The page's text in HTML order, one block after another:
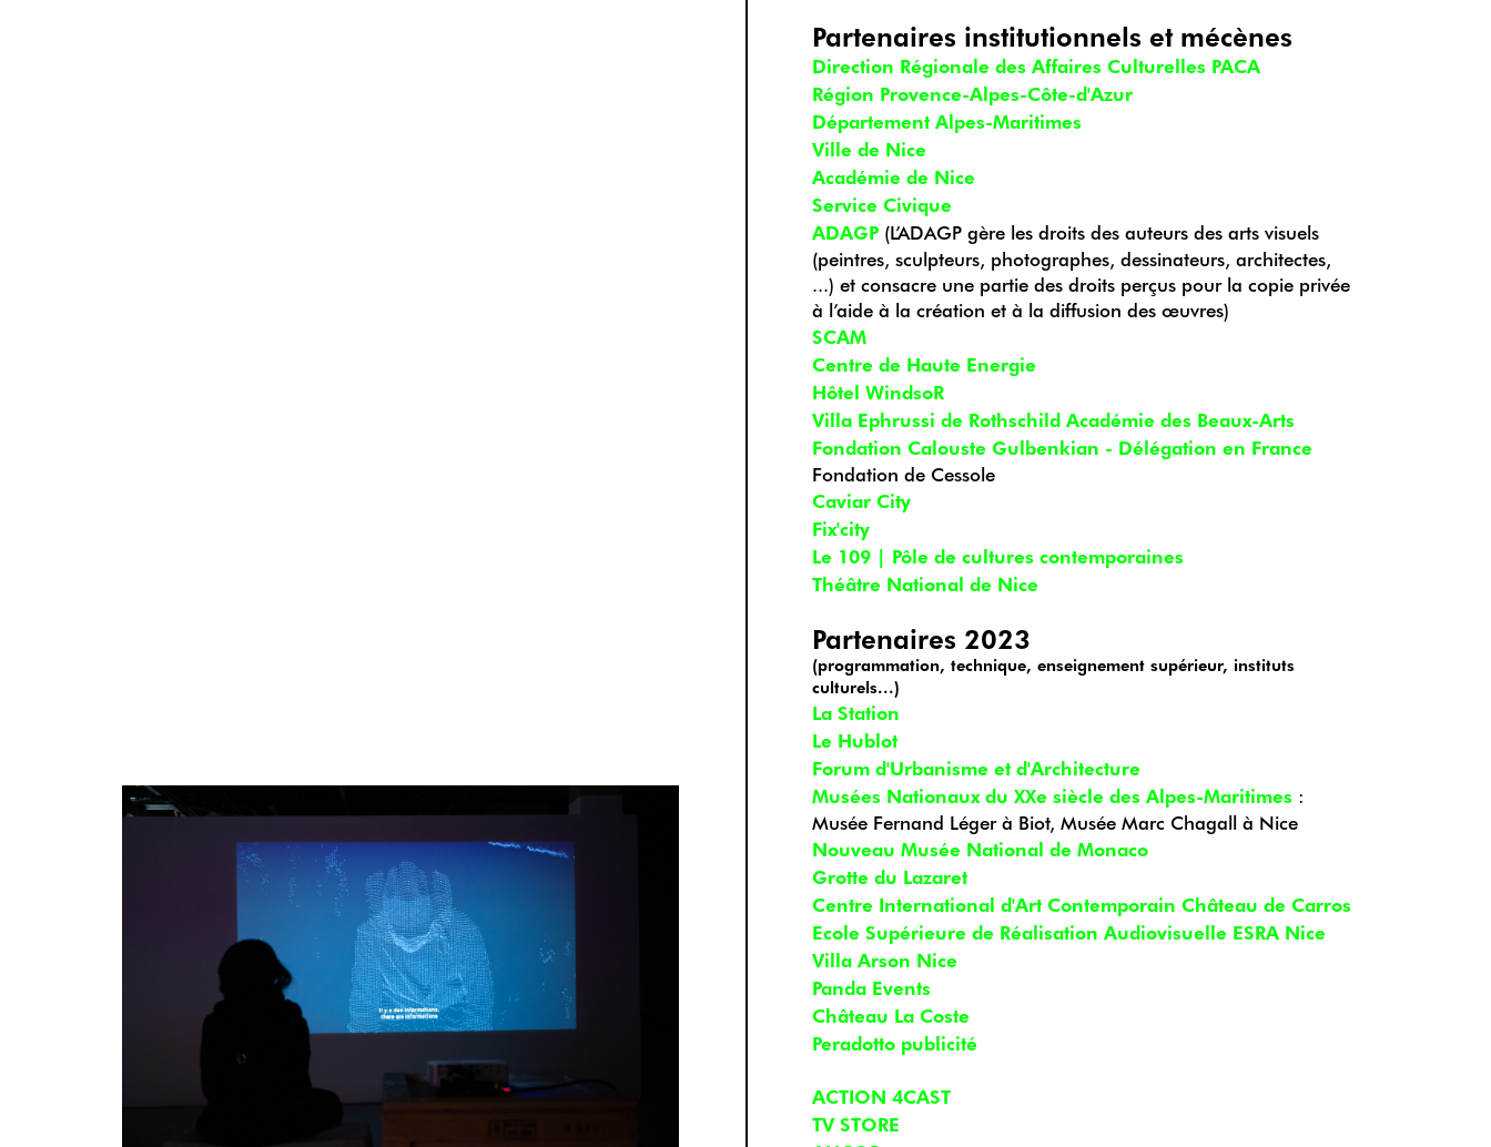
Partenaires institutionnels et mécènes
Direction Régionale des Affaires Culturelles PACA
Région Provence-Alpes-Côte-d'Azur
Département Alpes-Maritimes
Ville de Nice
Académie de Nice
Service Civique
ADAGP (L’ADAGP gère les droits des auteurs des arts visuels
(peintres, sculpteurs, photographes, dessinateurs, architectes,
...) et consacre une partie des droits perçus pour la copie privée
à l’aide à la création et à la diffusion des œuvres)
SCAM
Centre de Haute Energie
Hôtel WindsoR
Villa Ephrussi de Rothschild Académie des Beaux-Arts
Fondation Calouste Gulbenkian - Délégation en France
Fondation de Cessole
Caviar City
Fix'city
Le 109 | Pôle de cultures contemporaines
Théâtre National de Nice
Partenaires 2023
(programmation, technique, enseignement supérieur, instituts
culturels...)
La Station
Le Hublot
Forum d'Urbanisme et d'Architecture
Musées Nationaux du XXe siècle des Alpes-Maritimes :
Musée Fernand Léger à Biot, Musée Marc Chagall à Nice
Nouveau Musée National de Monaco
Grotte du Lazaret
Centre International d'Art Contemporain Château de Carros
Ecole Supérieure de Réalisation Audiovisuelle ESRA Nice
Villa Arson Nice
Panda Events
Château La Coste
Peradotto publicité
ACTION 4CAST
TV STORE